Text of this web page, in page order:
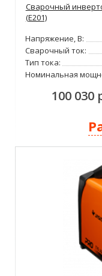
Сварочный
(E201)
Напряжение, В:
Сварочный ток:
Тип тока:
Номинальная
100 030